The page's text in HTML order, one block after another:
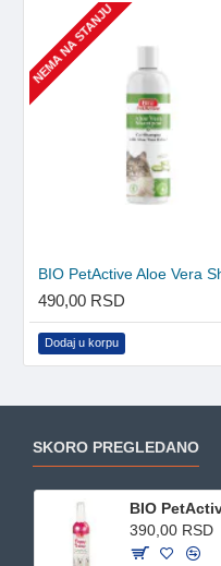
NEMA NA STANJU
490,00 RSD
Dodaj u korpu
SKORO PREGLEDANO
390,00 RSD